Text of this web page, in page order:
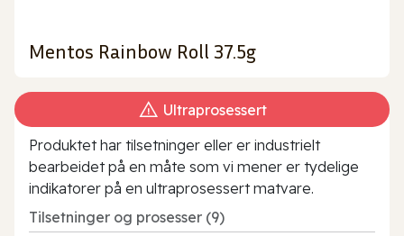
Mentos Rainbow Roll 37.5g
Ultraprosessert
Produktet har tilsetninger eller er industrielt
bearbeidet på en måte som vi mener er tydelige
indikatorer på en ultraprosessert matvare.
Tilsetninger og prosesser (9)